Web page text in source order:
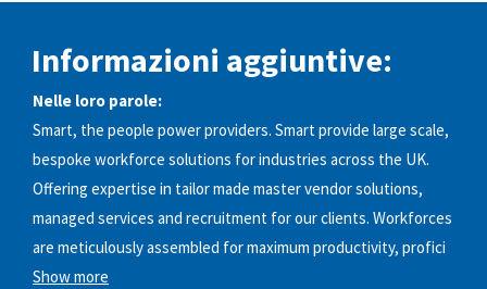
Informazioni aggiuntive:
Nelle loro parole:
Smart, the people power providers. Smart provide large scale,
bespoke workforce solutions for industries across the UK.
Offering expertise in tailor made master vendor solutions,
managed services and recruitment for our clients. Workforces
are meticulously assembled for maximum productivity, profici
Show more